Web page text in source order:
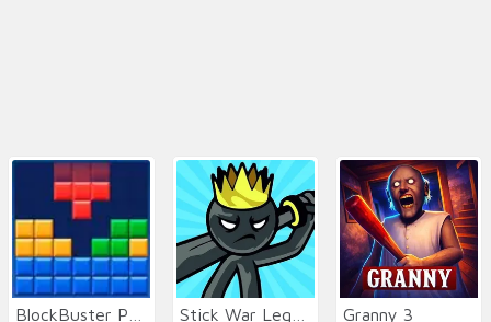
Granny 3